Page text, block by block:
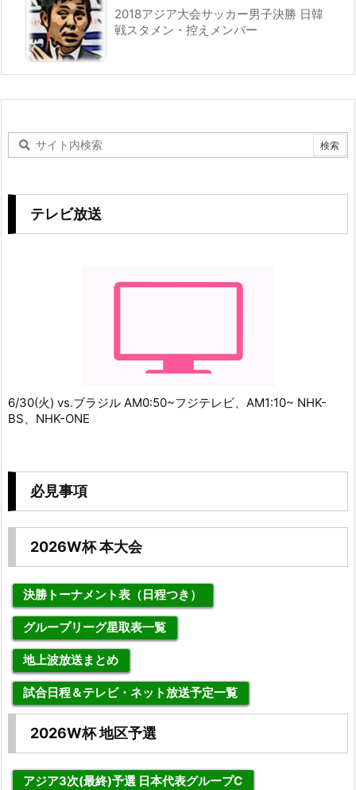
2018アジア大会サッカー男子決勝 日韓
戦スタメン・控えメンバー
テレビ放送
6/30(火) vs.ブラジル AM0:50~フジテレビ、AM1:10~ NHK-
BS、NHK-ONE
必見事項
2026W杯 本大会
決勝トーナメント表（日程つき）
グループリーグ星取表一覧
地上波放送まとめ
試合日程＆テレビ・ネット放送予定一覧
2026W杯 地区予選
アジア3次(最終)予選 日本代表グループC